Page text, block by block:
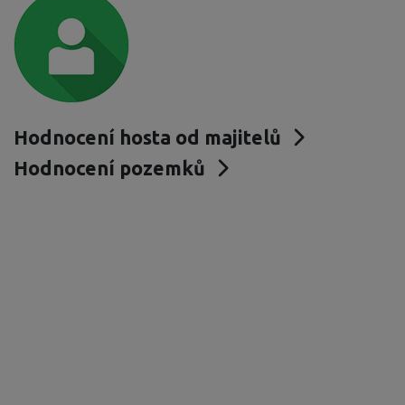
Hodnocení hosta od majitelů
Hodnocení pozemků